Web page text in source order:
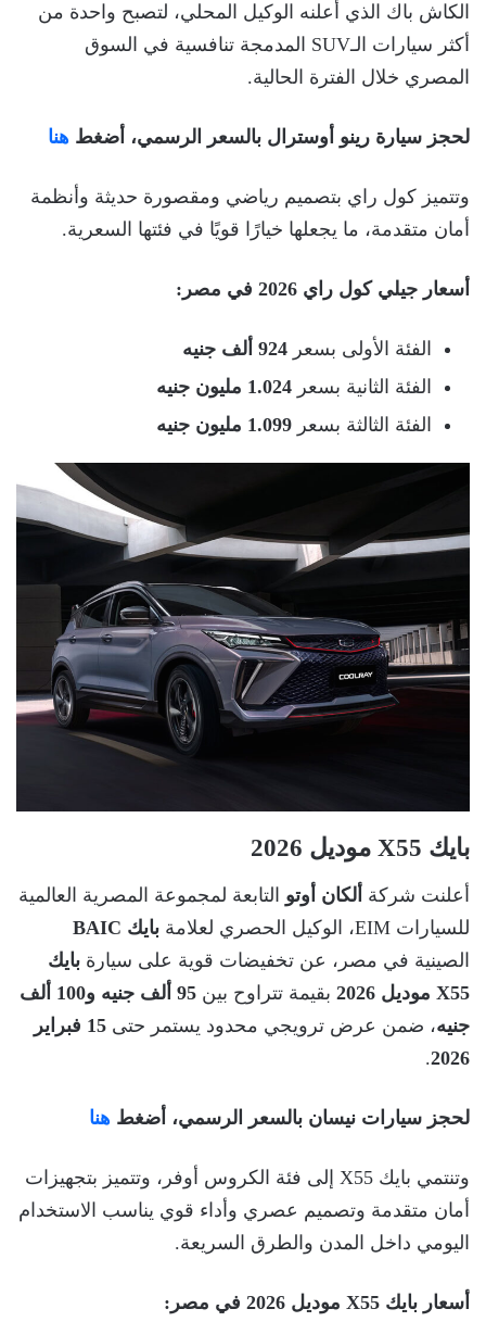
الكاش باك الذي أعلنه الوكيل المحلي، لتصبح واحدة من
أكثر سيارات الـSUV المدمجة تنافسية في السوق
المصري خلال الفترة الحالية.
لحجز سيارة رينو أوسترال بالسعر الرسمي، أضغط هنا
وتتميز كول راي بتصميم رياضي ومقصورة حديثة وأنظمة
أمان متقدمة، ما يجعلها خيارًا قويًا في فئتها السعرية.
أسعار جيلي كول راي 2026 في مصر:
الفئة الأولى بسعر 924 ألف جنيه
الفئة الثانية بسعر 1.024 مليون جنيه
الفئة الثالثة بسعر 1.099 مليون جنيه
بايك X55 موديل 2026
أعلنت شركة ألكان أوتو التابعة لمجموعة المصرية العالمية
للسيارات EIM، الوكيل الحصري لعلامة
بايك BAIC
الصينية في مصر، عن تخفيضات قوية على سيارة بايك
X55 موديل 2026
بقيمة تتراوح بين
95 ألف جنيه و100 ألف
جنيه، ضمن عرض ترويجي محدود يستمر حتى
15 فبراير
2026
.
لحجز سيارات نيسان بالسعر الرسمي، أضغط هنا
وتنتمي بايك X55 إلى فئة الكروس أوفر، وتتميز بتجهيزات
أمان متقدمة وتصميم عصري وأداء قوي يناسب الاستخدام
اليومي داخل المدن والطرق السريعة.
أسعار بايك X55 موديل 2026 في مصر: